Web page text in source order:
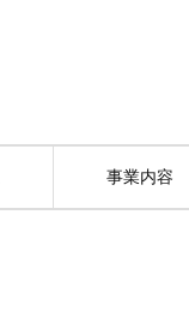
事業内容